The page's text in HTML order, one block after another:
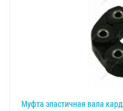
Муфта эластичная вала